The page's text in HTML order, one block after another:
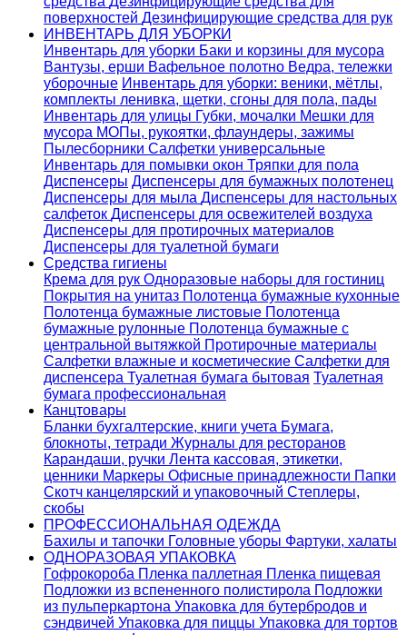
поверхностей Дезинфицирующие средства для рук
ИНВЕНТАРЬ ДЛЯ УБОРКИ
Инвентарь для уборки Баки и корзины для мусора
Вантузы, ерши Вафельное полотно Ведра, тележки
уборочные Инвентарь для уборки: веники, мётлы,
комплекты ленивка, щетки, сгоны для пола, пады
Инвентарь для улицы Губки, мочалки Мешки для
мусора МОПы, рукоятки, флаундеры, зажимы
Пылесборники Салфетки универсальные
Инвентарь для помывки окон Тряпки для пола
Диспенсеры Диспенсеры для бумажных полотенец
Диспенсеры для мыла Диспенсеры для настольных
салфеток Диспенсеры для освежителей воздуха
Диспенсеры для протирочных материалов
Диспенсеры для туалетной бумаги
Средства гигиены
Крема для рук Одноразовые наборы для гостиниц
Покрытия на унитаз Полотенца бумажные кухонные
Полотенца бумажные листовые Полотенца
бумажные рулонные Полотенца бумажные с
центральной вытяжкой Протирочные материалы
Салфетки влажные и косметические Салфетки для
диспенсера Туалетная бумага бытовая Туалетная
бумага профессиональная
Канцтовары
Бланки бухгалтерские, книги учета Бумага,
блокноты, тетради Журналы для ресторанов
Карандаши, ручки Лента кассовая, этикетки,
ценники Маркеры Офисные принадлежности Папки
Скотч канцелярский и упаковочный Степлеры,
скобы
ПРОФЕССИОНАЛЬНАЯ ОДЕЖДА
Бахилы и тапочки Головные уборы Фартуки, халаты
ОДНОРАЗОВАЯ УПАКОВКА
Гофрокороба Пленка паллетная Пленка пищевая
Подложки из вспененного полистирола Подложки
из пульперкартона Упаковка для бутербродов и
сэндвичей Упаковка для пиццы Упаковка для тортов